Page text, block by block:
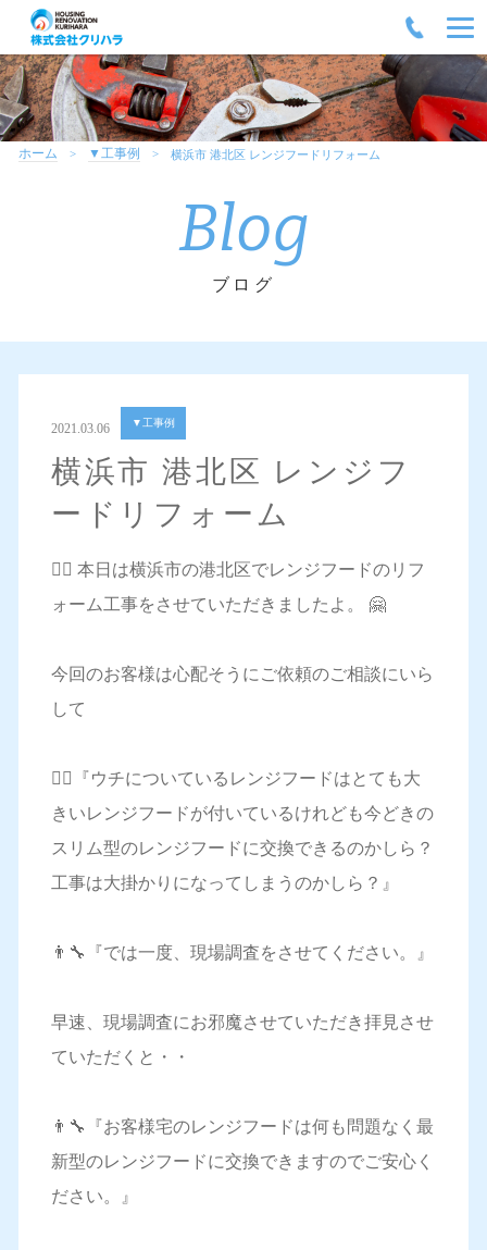
ホーム ▼工事例 横浜市 港北区 レンジフードリフォーム
Blog
ブログ
2021.03.06 ▼工事例
横浜市 港北区 レンジフ
ードリフォーム
💁‍♀️ 本日は横浜市の港北区でレンジフードのリフ
ォーム工事をさせていただきましたよ。 🤗
今回のお客様は心配そうにご依頼のご相談にいら
して
🙋‍♀️『ウチについているレンジフードはとても大
きいレンジフードが付いているけれども今どきの
スリム型のレンジフードに交換できるのかしら？
工事は大掛かりになってしまうのかしら？』
👨‍🔧『では一度、現場調査をさせてください。』
早速、現場調査にお邪魔させていただき拝見させ
ていただくと・・
👨‍🔧『お客様宅のレンジフードは何も問題なく最
新型のレンジフードに交換できますのでご安心く
ださい。』